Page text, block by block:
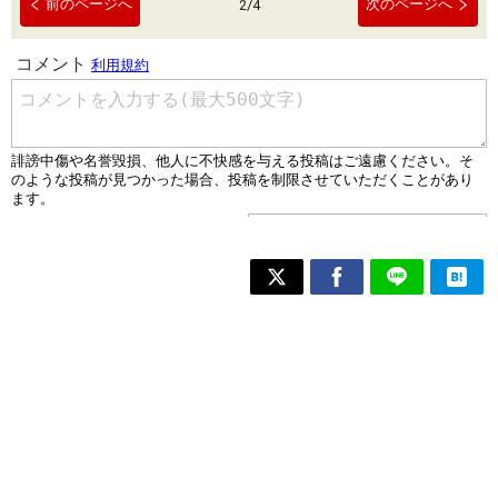
前のページへ 2/4 次のページへ